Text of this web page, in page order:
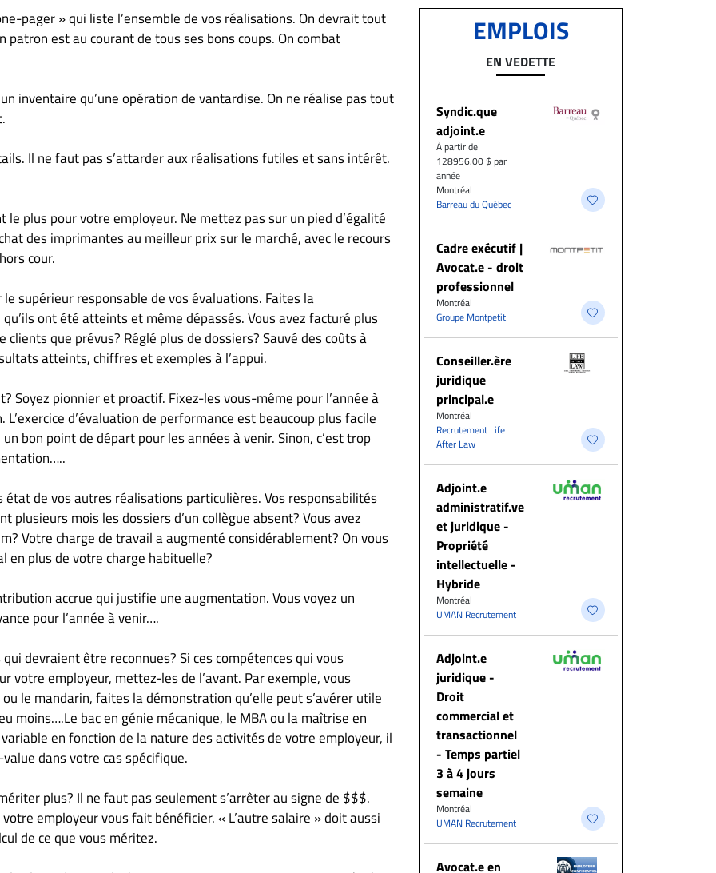
pager » qui liste l’ensemble de vos réalisations. On devrait tout
est au courant de tous ses bons coups. On combat
inventaire qu’une opération de vantardise. On ne réalise pas tout
Il ne faut pas s’attarder aux réalisations futiles et sans intérêt.
plus pour votre employeur. Ne mettez pas sur un pied d’égalité
des imprimantes au meilleur prix sur le marché, avec le recours
cour.
supérieur responsable de vos évaluations. Faites la
ont été atteints et même dépassés. Vous avez facturé plus
clients que prévus? Réglé plus de dossiers? Sauvé des coûts à
atteints, chiffres et exemples à l’appui.
Soyez pionnier et proactif. Fixez-les vous-même pour l’année à
d’évaluation de performance est beaucoup plus facile
bon point de départ pour les années à venir. Sinon, c’est trop
de vos autres réalisations particulières. Vos responsabilités
plusieurs mois les dossiers d’un collègue absent? Vous avez
Votre charge de travail a augmenté considérablement? On vous
plus de votre charge habituelle?
accrue qui justifie une augmentation. Vous voyez un
pour l’année à venir….
devraient être reconnues? Si ces compétences qui vous
votre employeur, mettez-les de l’avant. Par exemple, vous
le mandarin, faites la démonstration qu’elle peut s’avérer utile
moins….Le bac en génie mécanique, le MBA ou la maîtrise en
en fonction de la nature des activités de votre employeur, il
dans votre cas spécifique.
plus? Il ne faut pas seulement s’arrêter au signe de $$$.
employeur vous fait bénéficier. « L’autre salaire » doit aussi
de ce que vous méritez.
EMPLOIS
EN VEDETTE
Syndic.que
adjoint.e
À partir de
128956.00 $ par
année
Montréal
Barreau du Québec
Cadre exécutif |
Avocat.e - droit
professionnel
Montréal
Groupe Montpetit
Conseiller.ère
juridique
principal.e
Montréal
Recrutement Life
After Law
Adjoint.e
administratif.ve
et juridique -
Propriété
intellectuelle -
Hybride
Montréal
UMAN Recrutement
Adjoint.e
juridique -
Droit
commercial et
transactionnel
- Temps partiel
3 à 4 jours
semaine
Montréal
UMAN Recrutement
Avocat.e en